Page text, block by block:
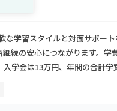
な学習スタイルと対面サポー
続の安心につながります。学
学金は13万円、年間の合計
興味があるご家庭に特におす